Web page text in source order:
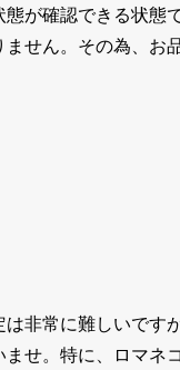
が確認できる状態
せん。その為、お
非常に難しいです
せ。特に、ロマネ